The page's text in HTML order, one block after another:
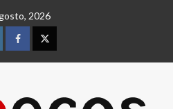
2026
FacebookTwitter